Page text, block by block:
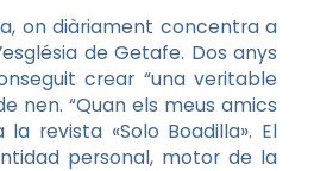
on diàriament concentra a
de Getafe. Dos anys
crear “una veritable
nen. “Quan els meus amics
revista «Solo Boadilla». El
personal, motor de la